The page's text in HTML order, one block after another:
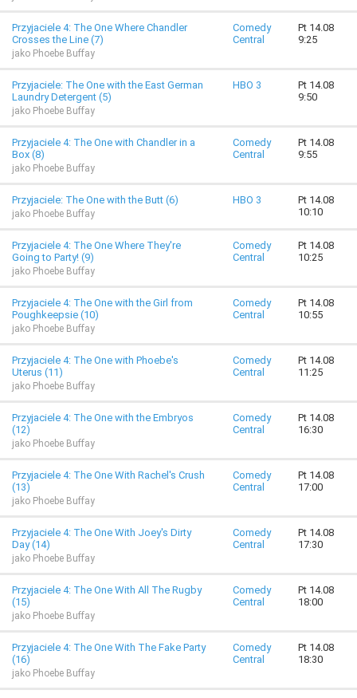
Przyjaciele 4: The One Where Chandler
Crosses the Line (7)
jako Phoebe Buffay
Comedy
Central
Pt 14.08
9:25
Przyjaciele: The One with the East German
Laundry Detergent (5)
jako Phoebe Buffay
HBO 3
Pt 14.08
9:50
Przyjaciele 4: The One with Chandler in a
Box (8)
jako Phoebe Buffay
Comedy
Central
Pt 14.08
9:55
Przyjaciele: The One with the Butt (6)
jako Phoebe Buffay
HBO 3
Pt 14.08
10:10
Przyjaciele 4: The One Where They're
Going to Party! (9)
jako Phoebe Buffay
Comedy
Central
Pt 14.08
10:25
Przyjaciele 4: The One with the Girl from
Poughkeepsie (10)
jako Phoebe Buffay
Comedy
Central
Pt 14.08
10:55
Przyjaciele 4: The One with Phoebe's
Uterus (11)
jako Phoebe Buffay
Comedy
Central
Pt 14.08
11:25
Przyjaciele 4: The One with the Embryos
(12)
jako Phoebe Buffay
Comedy
Central
Pt 14.08
16:30
Przyjaciele 4: The One With Rachel's Crush
(13)
jako Phoebe Buffay
Comedy
Central
Pt 14.08
17:00
Przyjaciele 4: The One With Joey's Dirty
Day (14)
jako Phoebe Buffay
Comedy
Central
Pt 14.08
17:30
Przyjaciele 4: The One With All The Rugby
(15)
jako Phoebe Buffay
Comedy
Central
Pt 14.08
18:00
Przyjaciele 4: The One With The Fake Party
(16)
jako Phoebe Buffay
Comedy
Central
Pt 14.08
18:30